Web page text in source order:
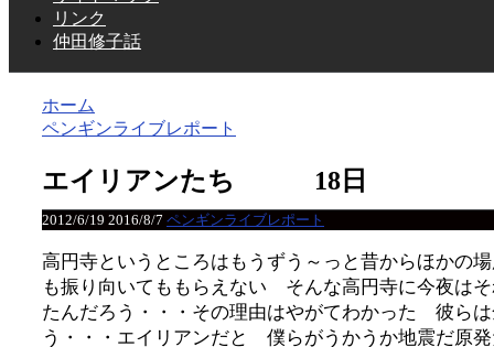
リンク
仲田修子話
ホーム
ペンギンライブレポート
エイリアンたち 18日
2012/6/19 2016/8/7 ペンギンライブレポート
高円寺というところはもうずう～っと昔からほかの
も振り向いてももらえない そんな高円寺に今夜は
たんだろう・・・その理由はやがてわかった 彼ら
う・・・エイリアンだと 僕らがうかうか地震だ原